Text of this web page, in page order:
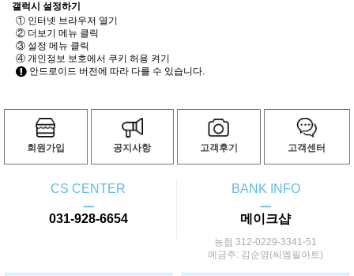
갤럭시 설정하기
① 인터넷 브라우저 열기
② 더보기 메뉴 클릭
③ 설정 메뉴 클릭
④ 개인정보 보호에서 쿠키 허용 켜기
안드로이드 버전에 따라 다를 수 있습니다.
회원가입 공지사항 고객후기 고객센터
CS CENTER
ㅡ
031-928-6654
BANK INFO
ㅡ
메이크샵
농협 312-0229-3341-51
예금주: 김순영(씨엠필아트)